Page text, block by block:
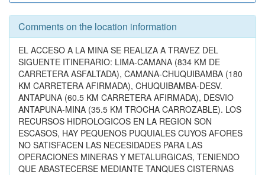
Comments on the location information
EL ACCESO A LA MINA SE REALIZA A TRAVEZ DEL
SIGUENTE ITINERARIO: LIMA-CAMANA (834 KM DE
CARRETERA ASFALTADA), CAMANA-CHUQUIBAMBA (180
KM CARRETERA AFIRMADA), CHUQUIBAMBA-DESV.
ANTAPUNA (60.5 KM CARRETERA AFIRMADA), DESVIO
ANTAPUNA-MINA (35.5 KM TROCHA CARROZABLE). LOS
RECURSOS HIDROLOGICOS EN LA REGION SON
ESCASOS, HAY PEQUENOS PUQUIALES CUYOS AFORES
NO SATISFACEN LAS NECESIDADES PARA LAS
OPERACIONES MINERAS Y METALURGICAS, TENIENDO
QUE ABASTECERSE MEDIANTE TANQUES CISTERNAS